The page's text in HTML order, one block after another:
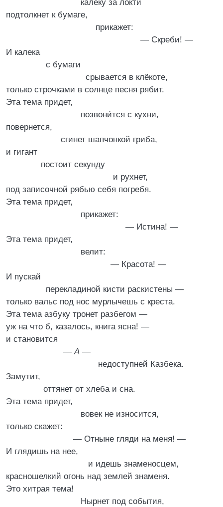
калеку за локти
подтолкнет к бумаге,
прикажет:
— Скреби! —
И калека
с бумаги
срывается в клёкоте,
только строчками в солнце песня рябит.
Эта тема придет,
позвони́тся с кухни,
повернется,
сгинет шапчонкой гриба,
и гигант
постоит секунду
и рухнет,
под записочной рябью себя погребя.
Эта тема придет,
прикажет:
— Истина! —
Эта тема придет,
велит:
— Красота! —
И пускай
перекладиной кисти раскистены —
только вальс под нос мурлычешь с креста.
Эта тема азбуку тронет разбегом —
уж на что б, казалось, книга ясна! —
и становится
—А —
недоступней Казбека.
Замутит,
оттянет от хлеба и сна.
Эта тема придет,
вовек не износится,
только скажет:
— Отныне гляди на меня! —
И глядишь на нее,
и идешь знаменосцем,
красношелкий огонь над землей знаменя.
Это хитрая тема!
Нырнет под события,